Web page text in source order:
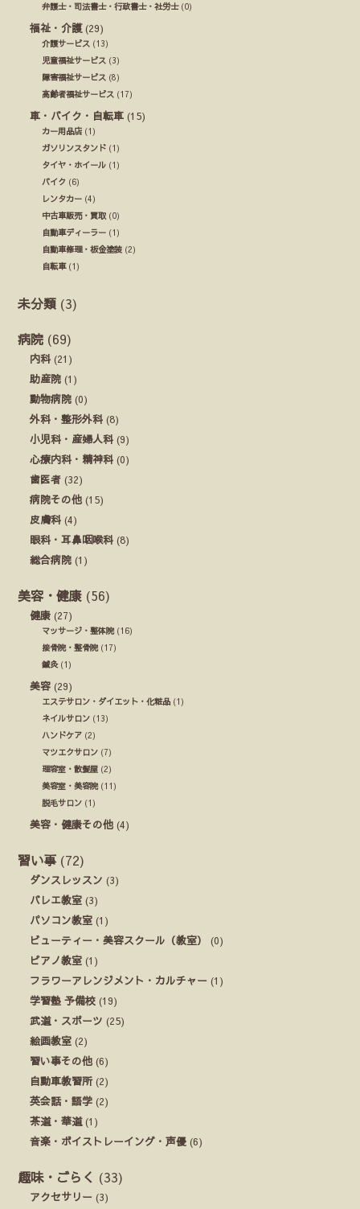
弁護士・司法書士・行政書士・社労士(0)
福祉・介護(29)
介護サービス (13)
児童福祉サービス (3)
障害福祉サービス (8)
高齢者福祉サービス (17)
車・バイク・自転車 (15)
カー用品店 (1)
ガソリンスタンド (1)
タイヤ・ホイール (1)
バイク (6)
レンタカー (4)
中古車販売・買取 (0)
自動車ディーラー (1)
自動車修理・板金塗装 (2)
自転車(1)
未分類 (3)
病院 (69)
内科 (21)
助産院 (1)
動物病院 (0)
外科・整形外科 (8)
小児科・産婦人科 (9)
心療内科・精神科 (0)
歯医者 (32)
病院その他 (15)
皮膚科 (4)
眼科・耳鼻咽喉科 (8)
総合病院 (1)
美容・健康 (56)
健康 (27)
マッサージ・整体院(16)
接骨院・整骨院(17)
鍼灸(1)
美容 (29)
エステサロン・ダイエット・化粧品 (1)
ネイルサロン (13)
ハンドケア (2)
マツエクサロン (7)
理容室・散髪屋 (2)
美容室・美容院(11)
脱毛サロン (1)
美容・健康その他 (4)
習い事 (72)
ダンスレッスン (3)
バレエ教室 (3)
パソコン教室 (1)
ビューティー・美容スクール（教室）
(0)
ピアノ教室 (1)
フラワーアレンジメント・カルチャー (1)
学習塾 予備校 (19)
武道・スポーツ (25)
絵画教室 (2)
習い事その他 (6)
自動車教習所(2)
英会話・語学 (2)
茶道・華道(1)
音楽・ボイストレーイング・声優 (6)
趣味・ごらく (33)
アクセサリー (3)